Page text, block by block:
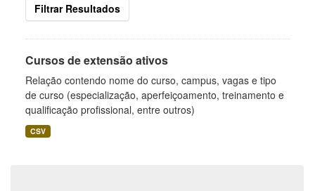
Filtrar Resultados
Cursos de extensão ativos
Relação contendo nome do curso, campus, vagas e tipo
de curso (especialização, aperfeiçoamento, treinamento e
qualificação profissional, entre outros)
CSV